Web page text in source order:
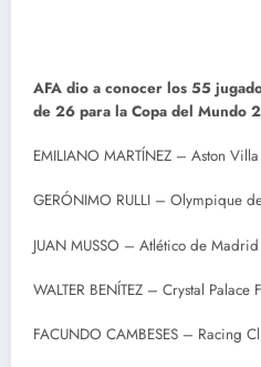
AFA dio a conocer los 55
de 26 para la Copa del Mundo
EMILIANO MARTÍNEZ – Aston Villa
GERÓNIMO RULLI – Olympique
JUAN MUSSO – Atlético de Madrid
WALTER BENÍTEZ – Crystal Palace
FACUNDO CAMBESES – Racing